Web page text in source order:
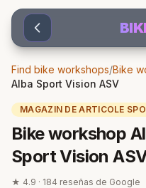
Sari la conținut
Find bike workshops/Bike
Alba Sport Vision ASV
MAGAZIN DE ARTICOLE
Bike workshop
Sport Vision
★ 4.9 · 184 reseñas de Google